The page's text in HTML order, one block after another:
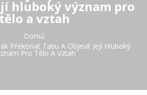
hluboký význam pro
tělo a vztah
Domů
Překonat Tabu A Objevit Její Hluboký
Pro Tělo A Vztah